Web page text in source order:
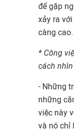
để gặp
xảy ra
càng cao.
* Công
cách
- Những
những
việc này
và nó chỉ